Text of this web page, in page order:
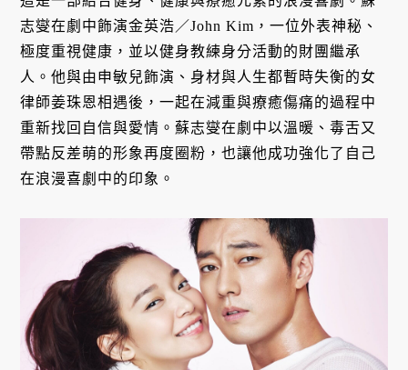
志燮在劇中飾演金英浩／John Kim，一位外表神秘、
極度重視健康，並以健身教練身分活動的財團繼承
人。他與由申敏兒飾演、身材與人生都暫時失衡的女
律師姜珠恩相遇後，一起在減重與療癒傷痛的過程中
重新找回自信與愛情。蘇志燮在劇中以溫暖、毒舌又
帶點反差萌的形象再度圈粉，也讓他成功強化了自己
在浪漫喜劇中的印象。